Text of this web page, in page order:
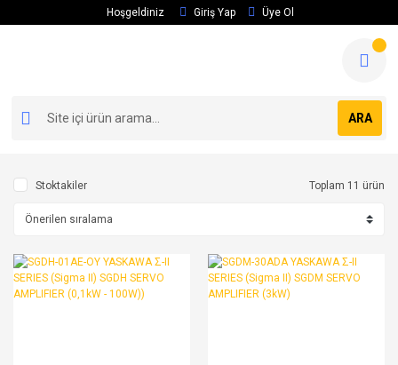
Hoşgeldiniz Giriş Yap Üye Ol
ARA
Stoktakiler Toplam 11 ürün